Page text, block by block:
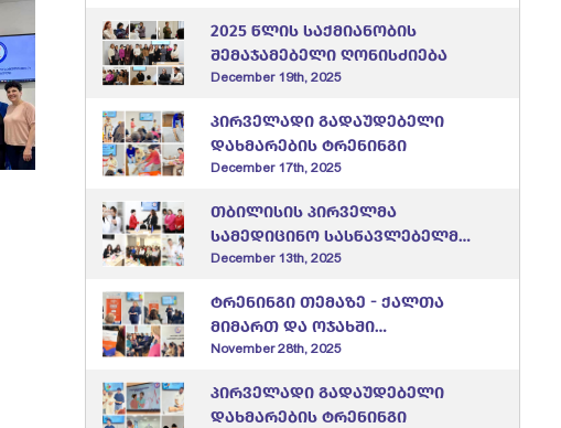
2025 წლის საქმიანობის
შემაჯამებელი ღონისძიება
December 19th, 2025
პირველადი გადაუდებელი
დახმარების ტრენინგი
December 17th, 2025
თბილისის პირველმა
სამედიცინო სასწავლებელმა
საექთნო ასოციაცია
აკადემიასთან” მემორანდუმი
გააფორმა
December 13th, 2025
ტრენინგი თემაზე - ქალთა
მიმართ და ოჯახში
ძალადობა, ძალადობის
November 28th, 2025
პირველადი გადაუდებელი
დახმარების ტრენინგი